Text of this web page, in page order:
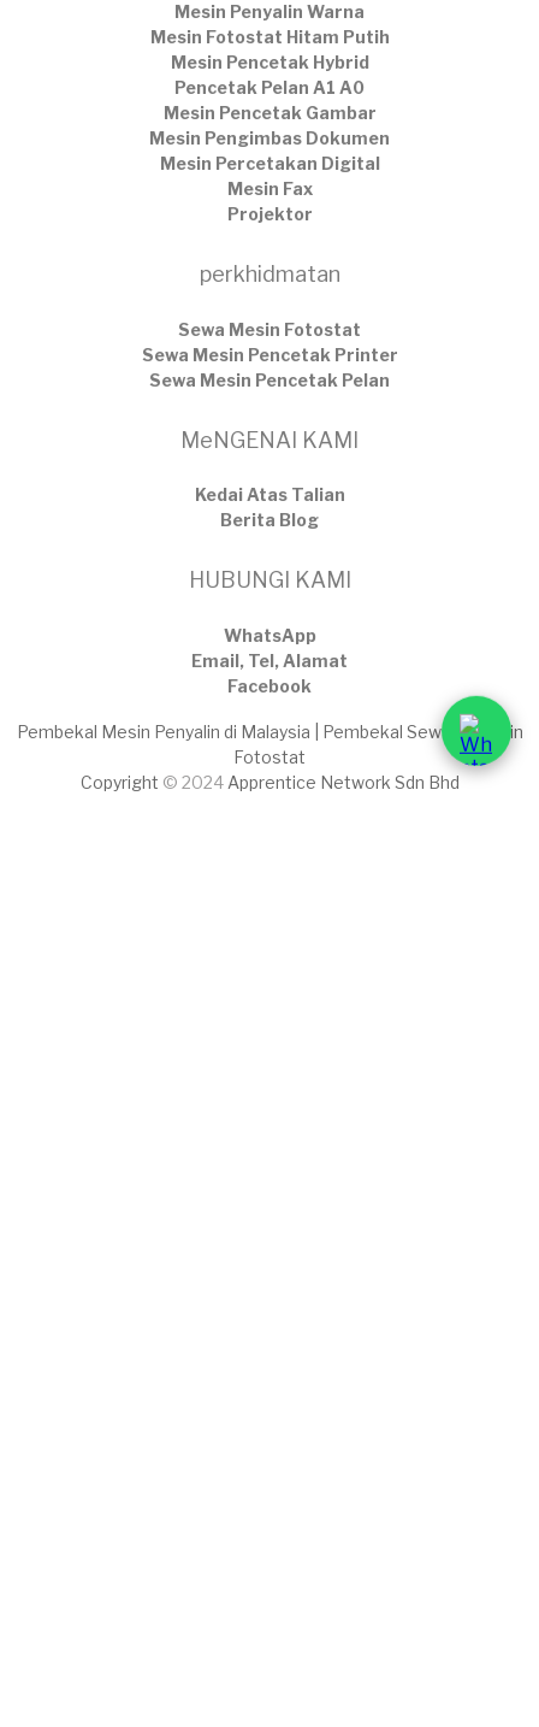
Mesin Penyalin Warna
Mesin Fotostat Hitam Putih
Mesin Pencetak Hybrid
Pencetak Pelan A1 A0
Mesin Pencetak Gambar
Mesin Pengimbas Dokumen
Mesin Percetakan Digital
Mesin Fax
Projektor
perkhidmatan
Sewa Mesin Fotostat
Sewa Mesin Pencetak Printer
Sewa Mesin Pencetak Pelan
MeNGENAI KAMI
Kedai Atas Talian
​Berita Blog
HUBUNGI KAMI
WhatsApp
Email, Tel, Alamat
Facebook
Pembekal Mesin Penyalin di Malaysia | Pembekal Sewaan Mesin
Fotostat
Copyright © 2024 Apprentice Network Sdn Bhd